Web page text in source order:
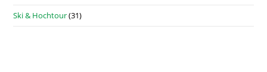
Ski & Hochtour(31)